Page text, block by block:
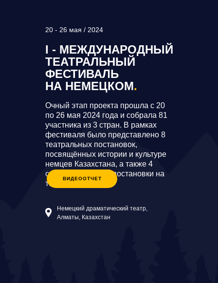
Очный этап проекта прошла с 20
по 26 мая 2024 года и собрала 81
участника из 3 стран. В рамках
фестиваля было представлено 8
театральных постановок,
посвящённых истории и культуре
немцев Казахстана, а также 4
совместные мини-постановки на
тему «Шванке».
Немецкий драматический театр,
Алматы, Казахстан
20 - 26 мая / 2024
I - МЕЖДУНАРОДНЫЙ
ТЕАТРАЛЬНЫЙ
ФЕСТИВАЛЬ
НА НЕМЕЦКОМ.
ВИДЕООТЧЕТ